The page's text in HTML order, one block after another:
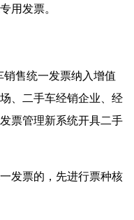
用发票。
售统一发票纳入增值
、二手车经销企业、经
票管理新系统开具二手
发票的，先进行票种核